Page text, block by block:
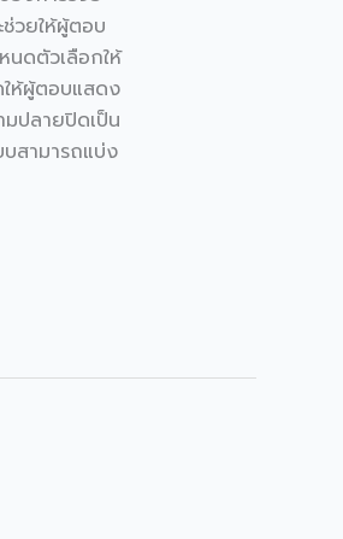
วยให้ผู้ตอบ
ดตัวเลือกให้
ห้ผู้ตอบแสดง
ปลายปิดเป็น
สามารถแบ่ง